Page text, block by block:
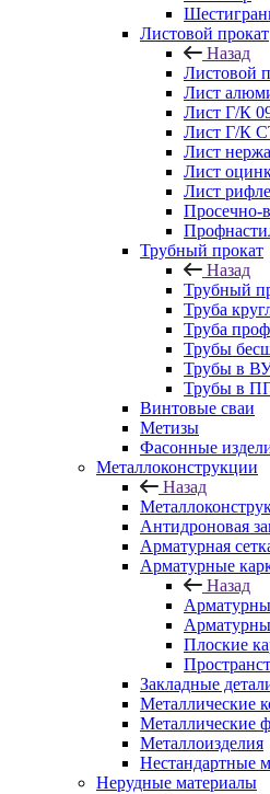
Листовой прокат
Назад
Листовой
Лист
Лист Г/К
Лист Г/К
Лист
Лист
Лист
Просечно-
Трубный прокат
Назад
Трубный
Труба
Труба
Трубы
Трубы в
Трубы в
Винтовые сваи
Метизы
Фасонные
Металлоконструкции
Назад
Антидроновая
Арматурная
Арматурные
Назад
Плоские
Закладные
Металлические
Металлические
Металлоизделия
Нестандартные
Нерудные материалы